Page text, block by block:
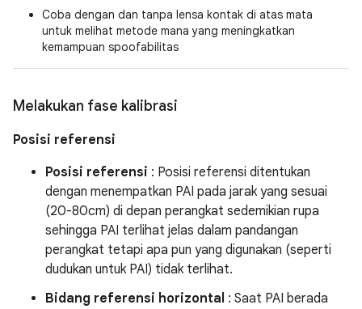
Coba dengan dan tanpa lensa kontak di atas mata
untuk melihat metode mana yang meningkatkan
kemampuan spoofabilitas
Melakukan fase kalibrasi
Posisi referensi
Posisi referensi : Posisi referensi ditentukan
dengan menempatkan PAI pada jarak yang sesuai
(20-80cm) di depan perangkat sedemikian rupa
sehingga PAI terlihat jelas dalam pandangan
perangkat tetapi apa pun yang digunakan (seperti
dudukan untuk PAI) tidak terlihat.
Bidang referensi horizontal : Saat PAI berada